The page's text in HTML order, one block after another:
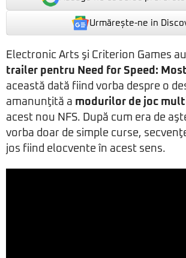
Urmărește-ne in
Electronic Arts şi Criterion Games
trailer pentru Need for Speed:
această dată fiind vorba despre o
amanunţită a modurilor de joc
acest nou NFS. După cum era de
vorba doar de simple curse,
jos fiind elocvente în acest sens.